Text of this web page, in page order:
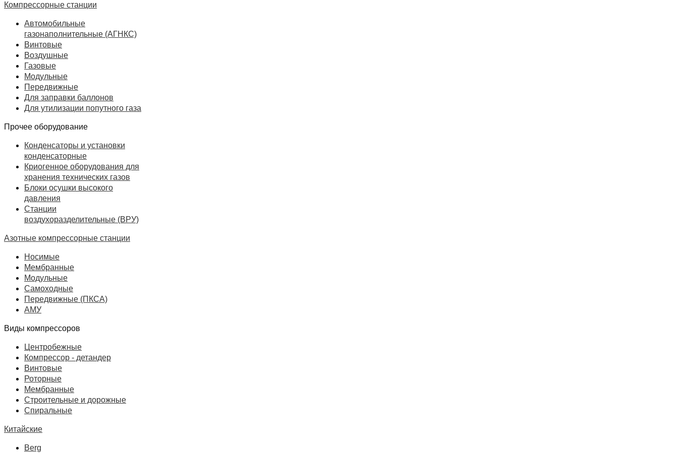
Компрессорные станции
Автомобильные
газонаполнительные (АГНКС)
Винтовые
Воздушные
Газовые
Модульные
Передвижные
Для заправки баллонов
Для утилизации попутного газа
Прочее оборудование
Конденсаторы и установки
конденсаторные
Криогенное оборудования для
хранения технических газов
Блоки осушки высокого
давления
Станции
воздухоразделительные (ВРУ)
Азотные компрессорные станции
Носимые
Мембранные
Модульные
Самоходные
Передвижные (ПКСА)
АМУ
Виды компрессоров
Центробежные
Компрессор - детандер
Винтовые
Роторные
Мембранные
Строительные и дорожные
Спиральные
Китайские
Berg